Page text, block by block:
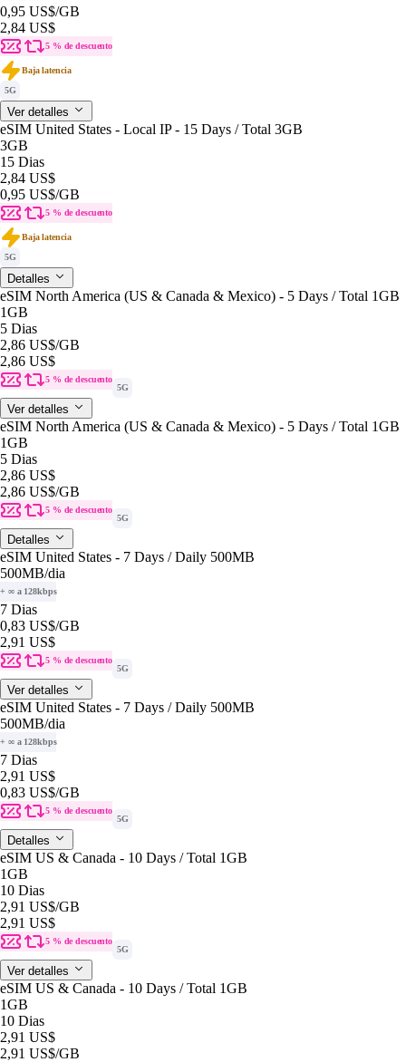
0,95 US$/GB
2,84 US$
5 % de descuento
Baja latencia
5G
Ver detalles
eSIM United States - Local IP - 15 Days / Total 3GB
3GB
15 Dias
2,84 US$
0,95 US$/GB
5 % de descuento
Baja latencia
5G
Detalles
eSIM North America (US & Canada & Mexico) - 5 Days / Total 1GB
1GB
5 Dias
2,86 US$/GB
2,86 US$
5 % de descuento
5G
Ver detalles
eSIM North America (US & Canada & Mexico) - 5 Days / Total 1GB
1GB
5 Dias
2,86 US$
2,86 US$/GB
5 % de descuento
5G
Detalles
eSIM United States - 7 Days / Daily 500MB
500MB/dia
+ ∞ a 128kbps
7 Dias
0,83 US$/GB
2,91 US$
5 % de descuento
5G
Ver detalles
eSIM United States - 7 Days / Daily 500MB
500MB/dia
+ ∞ a 128kbps
7 Dias
2,91 US$
0,83 US$/GB
5 % de descuento
5G
Detalles
eSIM US & Canada - 10 Days / Total 1GB
1GB
10 Dias
2,91 US$/GB
2,91 US$
5 % de descuento
5G
Ver detalles
eSIM US & Canada - 10 Days / Total 1GB
1GB
10 Dias
2,91 US$
2,91 US$/GB